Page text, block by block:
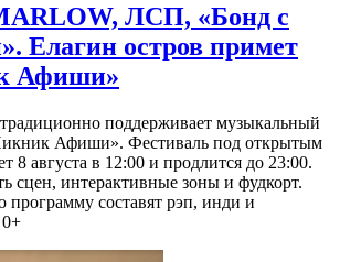
ЛСП, «Бонд с
Елагин остров примет
Афиши»
поддерживает музыкальный
Афиши». Фестиваль под открытым
8 августа в 12:00 и продлится до 23:00.
сцен, интерактивные зоны и фудкорт.
составят рэп, инди и